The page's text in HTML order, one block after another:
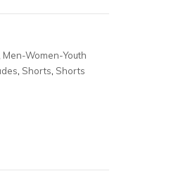
Men-Women-Youth
Shorts Shorts